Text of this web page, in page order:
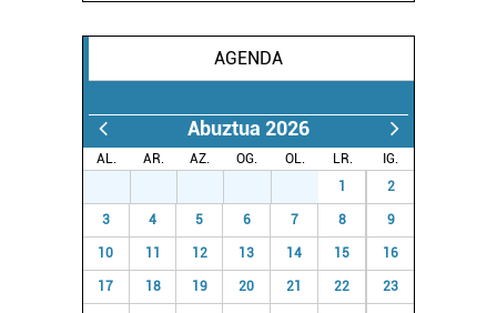
AGENDA
Abuztua 2026
AL. AR. AZ. OG. OL. LR.
IG.
1 2
3 4 5 6 7 8 9
10 11 12 13 14 15 16
17 18 19 20 21 22 23